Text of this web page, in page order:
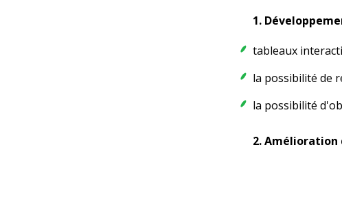
1.
tableaux
la possibilité de
la possibilité
2. Amélioration